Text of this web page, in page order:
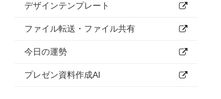
デザインテンプレート
ファイル転送・ファイル共有
今日の運勢
プレゼン資料作成AI